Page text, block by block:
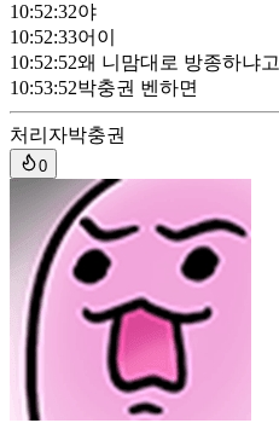
10:52:32야
10:52:33어이
10:52:52왜 니맘대로 방종하냐고
10:53:52박충권 벤하면
처리자박충권
0